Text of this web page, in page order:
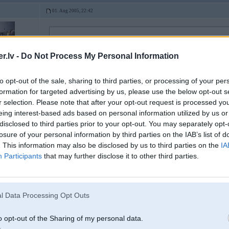
- Do Not Process My Personal Information
opt-out of the sale, sharing to third parties, or processing of your
for targeted advertising by us, please use the below opt-out
selection. Please note that after your opt-out request is processed
interest-based ads based on personal information utilized by us
to third parties prior to your opt-out. You may separately
of your personal information by third parties on the IAB’s list of
This information may also be disclosed by us to third parties on the
Participants that may further disclose it to other third parties.
Data Processing Opt Outs
opt-out of the Sharing of my personal data.
01. Aug 2005, 22:42
2005-08-01 22:37, DoubleD rakstīja:
domaju ka latvija normalu sadaleni nekur neuztaisis, + ar sadaleni ir
kompis etc
Vieglāk ir dabūt kompi nekā tās sadalenes Ar čipu arī var iztikt.
01. Aug 2005, 22:42
Nu jauna maksaa 150ls ar visiem rokeriem!!jauna!Pagaidam jau tikai biki